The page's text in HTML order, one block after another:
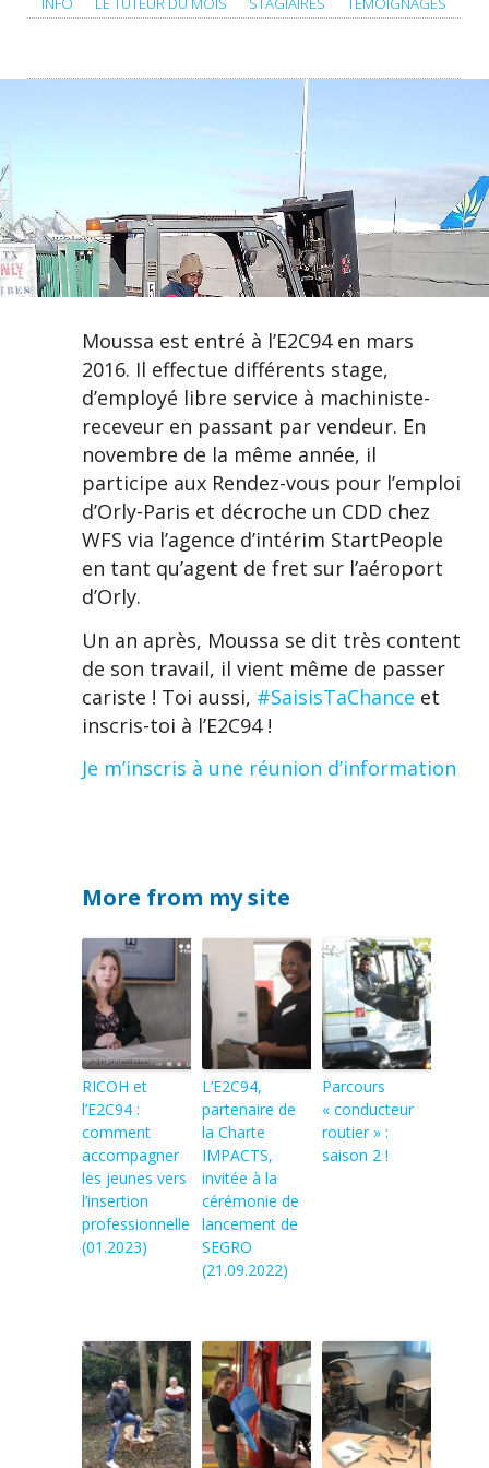
Moussa est entré à l’E2C94 en mars
2016. Il effectue différents stage,
d’employé libre service à machiniste-
receveur en passant par vendeur. En
novembre de la même année, il
participe aux Rendez-vous pour l’emploi
d’Orly-Paris et décroche un CDD chez
WFS via l’agence d’intérim StartPeople
en tant qu’agent de fret sur l’aéroport
d’Orly.
Un an après, Moussa se dit très content
de son travail, il vient même de passer
cariste ! Toi aussi, #SaisisTaChance et
inscris-toi à l’E2C94 !
Je m’inscris à une réunion d’information
More from my site
RICOH et
l’E2C94 :
comment
accompagner
les jeunes vers
l’insertion
professionnelle
(01.2023)
L’E2C94,
partenaire de
la Charte
IMPACTS,
invitée à la
cérémonie de
lancement de
SEGRO
(21.09.2022)
Parcours
« conducteur
routier » :
saison 2 !